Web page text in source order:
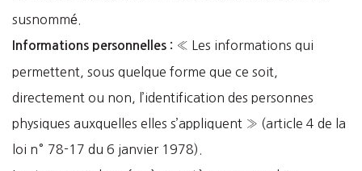
susnommé.
Informations personnelles : « Les informations qui
permettent, sous quelque forme que ce soit,
directement ou non, l’identification des personnes
physiques auxquelles elles s’appliquent » (article 4 de la
loi n° 78-17 du 6 janvier 1978).